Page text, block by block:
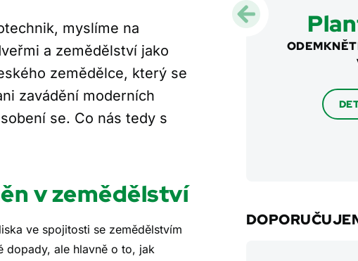
myslíme na
a zemědělství jako
zemědělce, který se
zavádění moderních
se. Co nás tedy s
v zemědělství
ve spojitosti se zemědělstvím
dopady, ale hlavně o to, jak
AktiFer Grow
CHYTRÉ SUSPENZNÍ LISTOVÉ
HNOJIVO PRO RANÉ FÁZE RŮSTU
DETAIL PRODUKTU